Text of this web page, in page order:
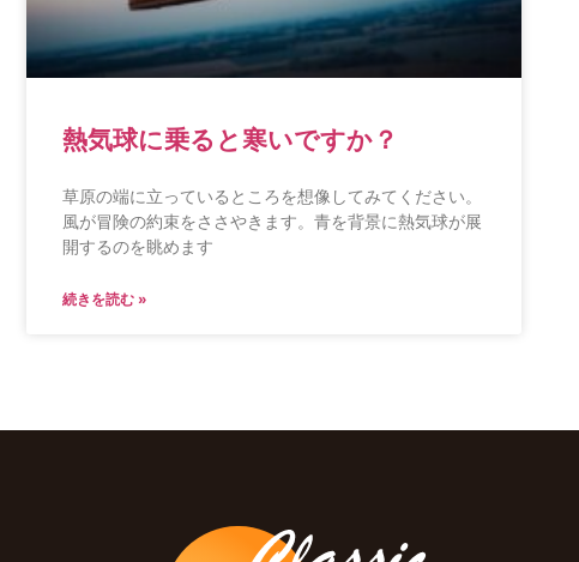
熱気球に乗ると寒いですか？
草原の端に立っているところを想像してみてください。
風が冒険の約束をささやきます。青を背景に熱気球が展
開するのを眺めます
続きを読む »